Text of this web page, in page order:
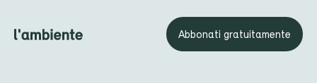
Abbonati gratuitamente